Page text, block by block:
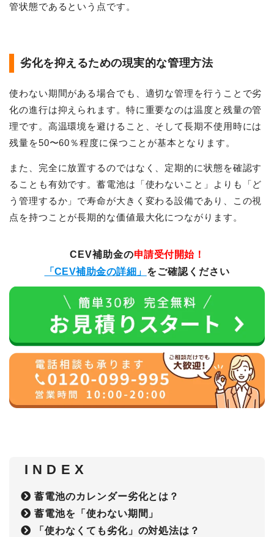
管状態であるという点です。
劣化を抑えるための現実的な管理方法
使わない期間がある場合でも、適切な管理を行うことで劣
化の進行は抑えられます。特に重要なのは温度と残量の管
理です。高温環境を避けること、そして長期不使用時には
残量を50〜60％程度に保つことが基本となります。
また、完全に放置するのではなく、定期的に状態を確認す
ることも有効です。蓄電池は「使わないこと」よりも「ど
う管理するか」で寿命が大きく変わる設備であり、この視
点を持つことが長期的な価値最大化につながります。
CEV補助金の申請受付開始！
「CEV補助金の詳細」 をご確認ください
I N D E X
蓄電池のカレンダー劣化とは？
蓄電池を「使わない期間」
「使わなくても劣化」の対処法は？